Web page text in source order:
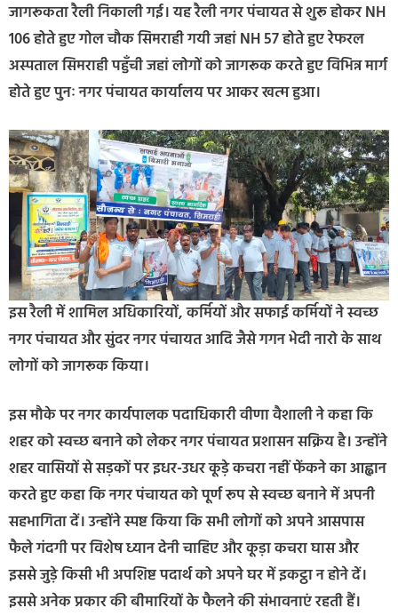
जागरूकता रैली निकाली गई। यह रैली नगर पंचायत से शुरू होकर NH
106 होते हुए गोल चौक सिमराही गयी जहां NH 57 होते हुए रेफरल
अस्पताल सिमराही पहुँची जहां लोगों को जागरूक करते हुए विभिन्न मार्ग
होते हुए पुनः नगर पंचायत कार्यालय पर आकर खत्म हुआ।
इस रैली में शामिल अधिकारियों, कर्मियों और सफाई कर्मियों ने स्वच्छ
नगर पंचायत और सुंदर नगर पंचायत आदि जैसे गगन भेदी नारो के साथ
लोगों को जागरूक किया।
इस मौके पर नगर कार्यपालक पदाधिकारी वीणा वैशाली ने कहा कि
शहर को स्वच्छ बनाने को लेकर नगर पंचायत प्रशासन सक्रिय है। उन्होंने
शहर वासियों से सड़कों पर इधर-उधर कूड़े कचरा नहीं फेंकने का आह्वान
करते हुए कहा कि नगर पंचायत को पूर्ण रूप से स्वच्छ बनाने में अपनी
सहभागिता दें। उन्होंने स्पष्ट किया कि सभी लोगों को अपने आसपास
फैले गंदगी पर विशेष ध्यान देनी चाहिए और कूड़ा कचरा घास और
इससे जुड़े किसी भी अपशिष्ट पदार्थ को अपने घर में इकट्ठा न होने दें।
इससे अनेक प्रकार की बीमारियों के फैलने की संभावनाएं रहती हैं।